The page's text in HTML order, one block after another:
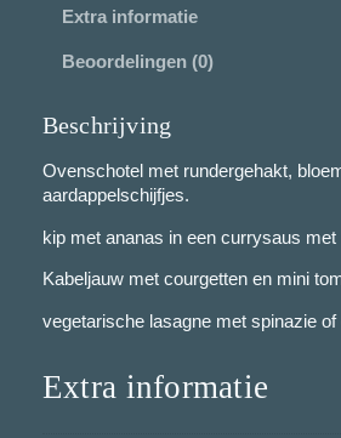
5
t
o
1
Extra informatie
Beoordelingen (0)
Beschrijving
Ovenschotel met rundergehakt,
aardappelschijfjes.
kip met ananas in een currysaus met
Kabeljauw met courgetten en mini
vegetarische lasagne met spinazie of
Extra informatie